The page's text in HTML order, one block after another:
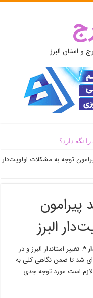
و استان البرز
نگه دارد؟
توجه به مشکلات اولویت‌دار
پیرامون
البرز
*: تغییر استاندار البرز و در
شد تا ضمن نگاهی کلی به
است مورد توجه جدی